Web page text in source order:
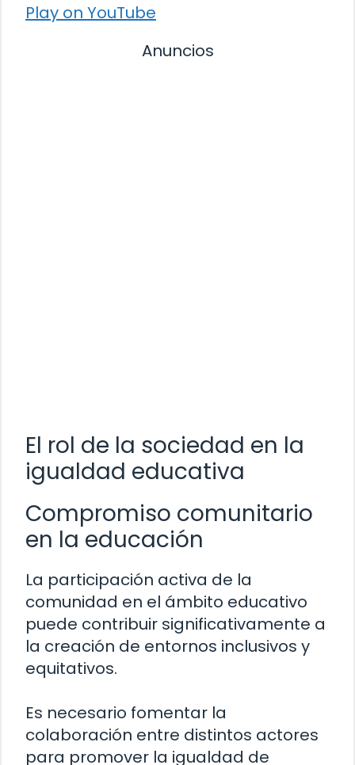
Play on YouTube
Anuncios
El rol de la sociedad en la
igualdad educativa
Compromiso comunitario
en la educación
La participación activa de la
comunidad en el ámbito educativo
puede contribuir significativamente a
la creación de entornos inclusivos y
equitativos.
Es necesario fomentar la
colaboración entre distintos actores
para promover la igualdad de